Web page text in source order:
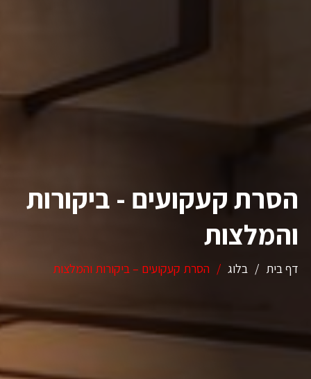
הסרת קעקועים - ביקורות
והמלצות
דף בית / בלוג / הסרת קעקועים – ביקורות והמלצות